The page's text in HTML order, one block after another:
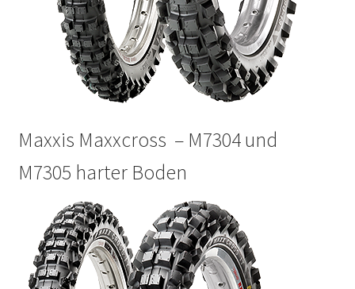
Maxxis Maxxcross – M7304 und
M7305 harter Boden